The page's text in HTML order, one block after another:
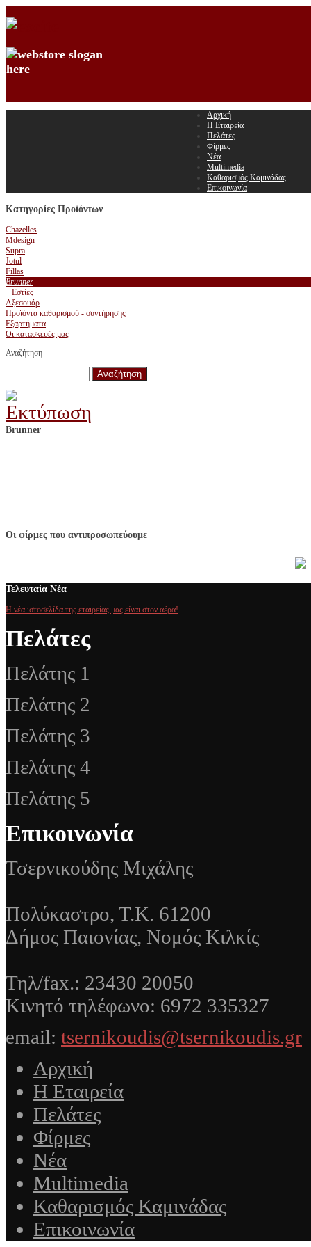
Αρχική
Η Εταιρεία
Πελάτες
Φίρμες
Νέα
Multimedia
Καθαρισμός Καμινάδας
Επικοινωνία
Κατηγορίες Προϊόντων
Chazelles
Mdesign
Supra
Jotul
Fillas
Brunner
Εστίες
Αξεσουάρ
Προϊόντα καθαρισμού - συντήρησης
Εξαρτήματα
Οι κατασκευές μας
Αναζήτηση
Brunner
Οι φίρμες που αντιπροσωπεύουμε
Τελευταία Νέα
Η νέα ιστοσελίδα της εταιρείας μας είναι στον αέρα!
Πελάτες
Πελάτης 1
Πελάτης 2
Πελάτης 3
Πελάτης 4
Πελάτης 5
Επικοινωνία
Τσερνικούδης Μιχάλης
Πολύκαστρο, Τ.Κ. 61200
Δήμος Παιονίας, Νομός Κιλκίς
Τηλ/fax.: 23430 20050
Κινητό τηλέφωνο: 6972 335327
email: tsernikoudis@tsernikoudis.gr
Αρχική
Η Εταιρεία
Πελάτες
Φίρμες
Νέα
Multimedia
Καθαρισμός Καμινάδας
Επικοινωνία